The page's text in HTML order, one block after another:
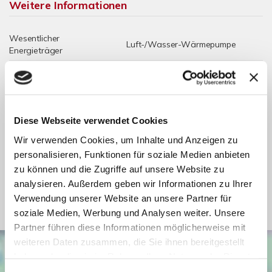
Diese Webseite verwendet Cookies
Wir verwenden Cookies, um Inhalte und Anzeigen zu
personalisieren, Funktionen für soziale Medien anbieten
zu können und die Zugriffe auf unsere Website zu
analysieren. Außerdem geben wir Informationen zu Ihrer
Verwendung unserer Website an unsere Partner für
soziale Medien, Werbung und Analysen weiter. Unsere
Partner führen diese Informationen möglicherweise mit
weiteren Daten zusammen, die Sie ihnen bereitgestellt
Weitere Informationen
Wesentlicher
Energieträger
Luft-/Wasser-Wärmepumpe
Energieausweis
Werteklasse
Energieausweis
Gebäudeart
Heizung
Zentralheizung,
Fußbodenheizung
Befeuerung
Luft-/Wasser-Wärmepumpe